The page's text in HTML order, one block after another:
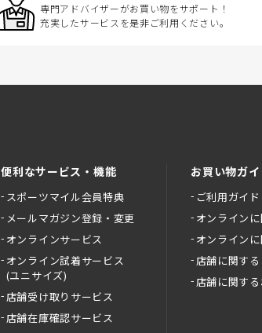
専門アドバイザーがお買い物をサポート！
充実したサービスを是非ご利用ください。
便利なサービス・機能
スポーツマイル会員特典
メールマガジン登録・変更
オンラインサービス
オンライン試着サービス
(ユニサイズ)
店舗受け取りサービス
店舗在庫確認サービス
お買い物ガイ
ご利用ガイド
オンライン
オンライン
店舗に関す
店舗に関す